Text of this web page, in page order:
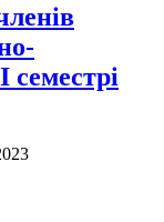
семестрі